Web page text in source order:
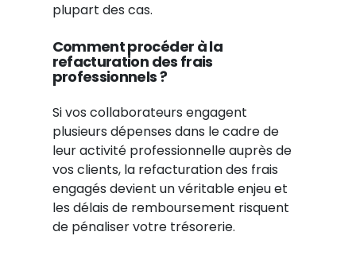
plupart des cas.
Comment procéder à la
refacturation des frais
professionnels ?
Si vos collaborateurs engagent
plusieurs dépenses dans le cadre de
leur activité professionnelle auprès de
vos clients, la refacturation des frais
engagés devient un véritable enjeu et
les délais de remboursement risquent
de pénaliser votre trésorerie.